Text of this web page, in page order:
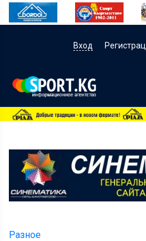
Вход
Разное